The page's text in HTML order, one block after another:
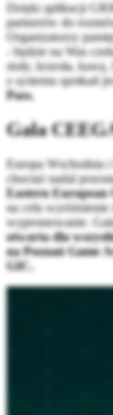
Dzięki aplikacji
partnerów do
Organizatorzy
- będzie na Was
stoły, krzesła,
z systemu spotkań
Pass.
Gala
Europa Wschodnia
chociaż nadal
Eastern European
na celu wyróżnienie
wypromowanie.
otwarta dla
na Poznań Game
GIC.